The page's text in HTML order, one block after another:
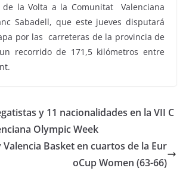
la Volta a la Comunitat Valenciana
Sabadell, que este jueves disputará
por las carreteras de la provincia de
recorrido de 171,5 kilómetros entre
y 11 nacionalidades en la VII C
Olympic Week
Basket en cuartos de la Eur
oCup Women (63-66)